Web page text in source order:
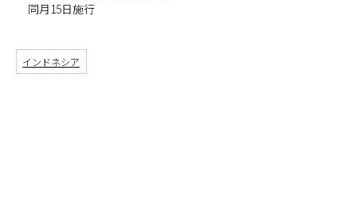
同月15日施行
インドネシア